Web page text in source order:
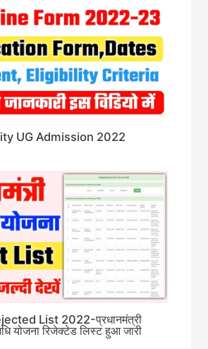
UG Admission 2022
List 2022-प्रधानमंत्री
योजना रिजेक्टेड लिस्ट हुआ जारी